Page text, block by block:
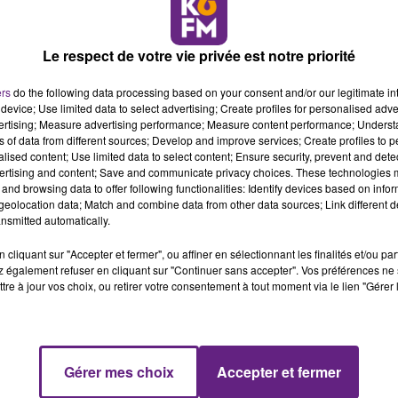
certains quartiers de la ville, un couvre-feu avait été mis
(de 22h à 6h) dans certaines zones. Un couvre-feu qui
ce lundi et jusqu’au 18 août. « L'ordre public n'est pas
Falconnet. Des voitures ayant notamment été
ont souhaité interpeller dans un communiqué
brûlent dans les quartiers de nos communes. Chaque
des aménagements urbains fracassés, les transports
caillassés par des individus qui se comportent - disons-le
les équipes municipales nettoient et réparent. Parfois, en
a pris feu. Il s’agit là de graves violences urbaines.
des députés de Dijon de La République En Marche. Font-ils
faisons tout ce qui est en notre pouvoir, mais il faut arrêter
Le respect de votre vie privée est notre priorité
do the following data processing based on your consent and/or our legitimate
Use limited data to select advertising; Create profiles for personalised
Measure advertising performance; Measure content performance;
of data from different sources; Develop and improve services; Create profiles to
content; Use limited data to select content; Ensure security, prevent and
and content; Save and communicate privacy choices. These technologies
browsing data to offer following functionalities: Identify devices based on
data; Match and combine data from other data sources; Link different
automatically.
cliquant sur "Accepter et fermer", ou affiner en sélectionnant les finalités et/ou
également refuser en cliquant sur "Continuer sans accepter". Vos préférences
à jour vos choix, ou retirer votre consentement à tout moment via le lien
Gérer mes choix Accepter et fermer